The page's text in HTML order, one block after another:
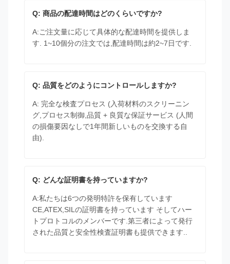
Q: 商品の配達時間はどのくらいですか?
A:ご注文量に応じて具体的な配達時間を提供しま
す. 1~10個分の注文では,配達時間は約2~7日です.
Q: 品質をどのようにコントロールしますか?
A: 完全な検査プロセス (入荷材料のスクリーニン
グ,プロセス制御,品質 + 良質な保証サービス (人間
の損傷要因なしで1年間新しいものを交換する自
由).
Q: どんな証明書を持っていますか?
A:私たちは6つの発明特許を保有しています
CE,ATEX,SILの証明書を持っています そしてハー
トプロトコルのメンバーです.第三者によって発行
された品質と安全性検査証明書も提供できます..